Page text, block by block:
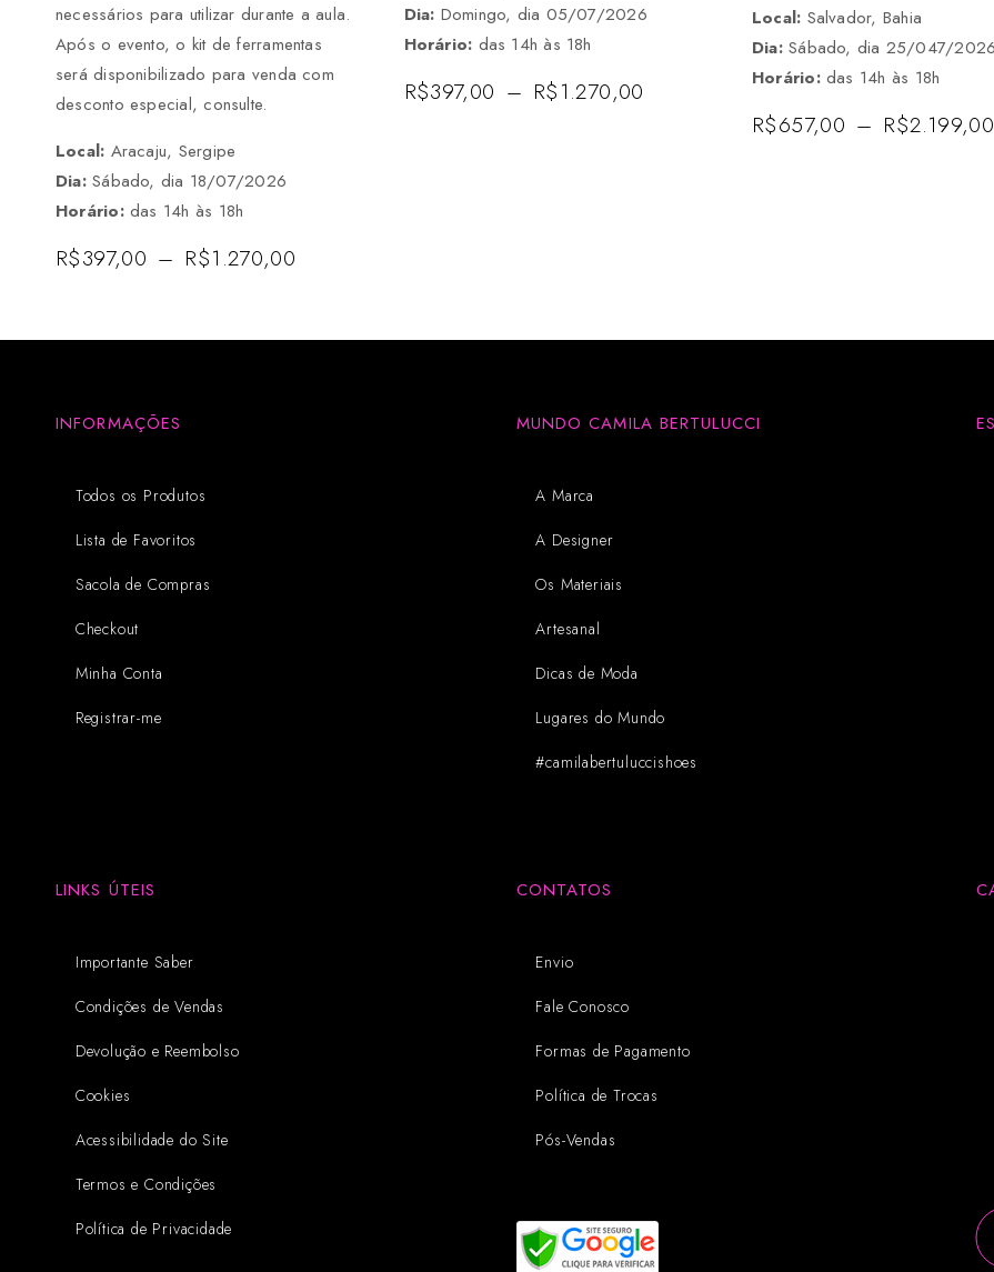
necessários para utilizar durante a aula.
Após o evento, o kit de ferramentas
será disponibilizado para venda com
desconto especial, consulte.
Local: Aracaju, Sergipe
Dia:Sábado, dia 18/07/2026
Horário:das 14h às 18h
R$397,00 – R$1.270,00
Dia: Domingo, dia 05/07/2026
Horário: das 14h às 18h
R$397,00 – R$1.270,00
Local: Salvador, Bahia
Dia:Sábado, dia 25/047/2026
Horário:das 14h às 18h
R$657,00 – R$2.199,00
INFORMAÇÕES
Todos os Produtos
Lista de Favoritos
Sacola de Compras
Checkout
Minha Conta
Registrar-me
LINKS ÚTEIS
Importante Saber
Condições de Vendas
Devolução e Reembolso
Cookies
Acessibilidade do Site
Termos e Condições
Política de Privacidade
MUNDO CAMILA BERTULUCCI
A Marca
A Designer
Os Materiais
Artesanal
Dicas de Moda
Lugares do Mundo
#camilabertuluccishoes
CONTATOS
Envio
Fale Conosco
Formas de Pagamento
Política de Trocas
Pós-Vendas